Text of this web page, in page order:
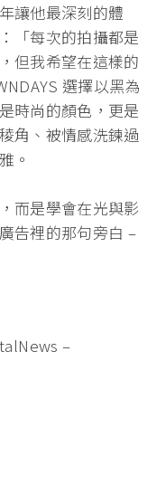
讓他最深刻的體
「每次的拍攝都是
但我希望在這樣的
選擇以黑為
時尚的顏色，更是
角、被情感洗鍊過
。
而是學會在光與影
告裡的那句旁白 –
–